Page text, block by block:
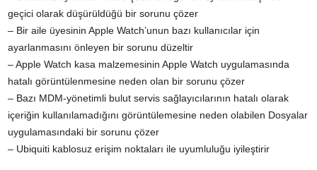
geçici olarak düşürüldüğü bir sorunu çözer
– Bir aile üyesinin Apple Watch’unun bazı kullanıcılar için
ayarlanmasını önleyen bir sorunu düzeltir
– Apple Watch kasa malzemesinin Apple Watch uygulamasında
hatalı görüntülenmesine neden olan bir sorunu çözer
– Bazı MDM-yönetimli bulut servis sağlayıcılarının hatalı olarak
içeriğin kullanılamadığını görüntülemesine neden olabilen Dosyalar
uygulamasındaki bir sorunu çözer
– Ubiquiti kablosuz erişim noktaları ile uyumluluğu iyileştirir